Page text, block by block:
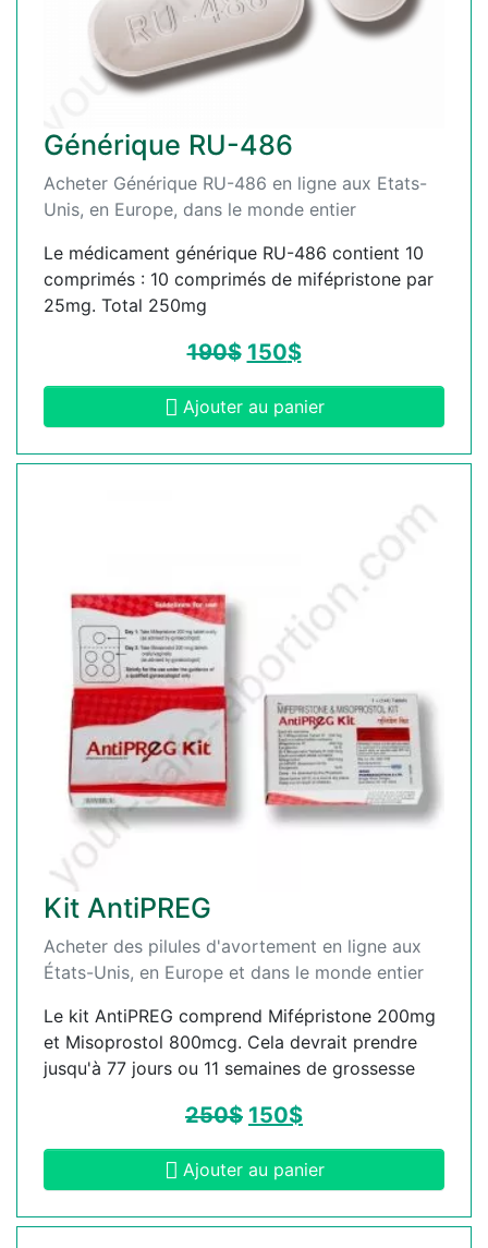
Générique RU-486
Acheter Générique RU-486 en ligne aux Etats-
Unis, en Europe, dans le monde entier
Le médicament générique RU-486 contient 10
comprimés : 10 comprimés de mifépristone par
25mg. Total 250mg
190$ 150$
Ajouter au panier
Kit AntiPREG
Acheter des pilules d'avortement en ligne aux
États-Unis, en Europe et dans le monde entier
Le kit AntiPREG comprend Mifépristone 200mg
et Misoprostol 800mcg. Cela devrait prendre
jusqu'à 77 jours ou 11 semaines de grossesse
250$ 150$
Ajouter au panier